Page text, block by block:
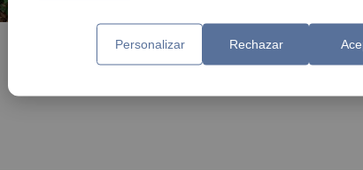
Personalizar Rechazar